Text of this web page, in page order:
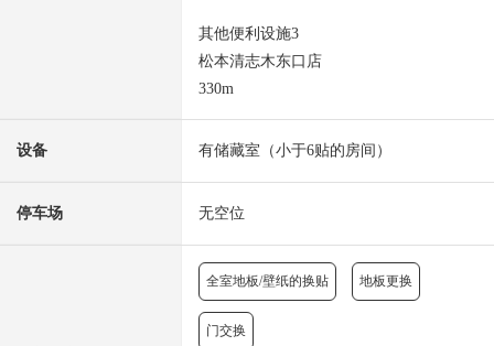
其他便利设施3
松本清志木东口店
330m
设备 有储藏室（小于6贴的房间）
停车场 无空位
全室地板/壁纸的换贴 地板更换
门交换